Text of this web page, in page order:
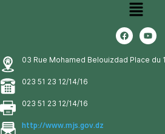
03 Rue Mohamed Belouizdad Place du
023 51 23 12/14/16
023 51 23 12/14/16
http://www.mjs.gov.dz